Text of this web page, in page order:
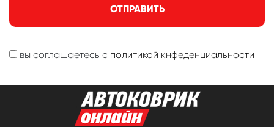
ОТПРАВИТЬ
вы соглашаетесь с политикой кнфеденциальности